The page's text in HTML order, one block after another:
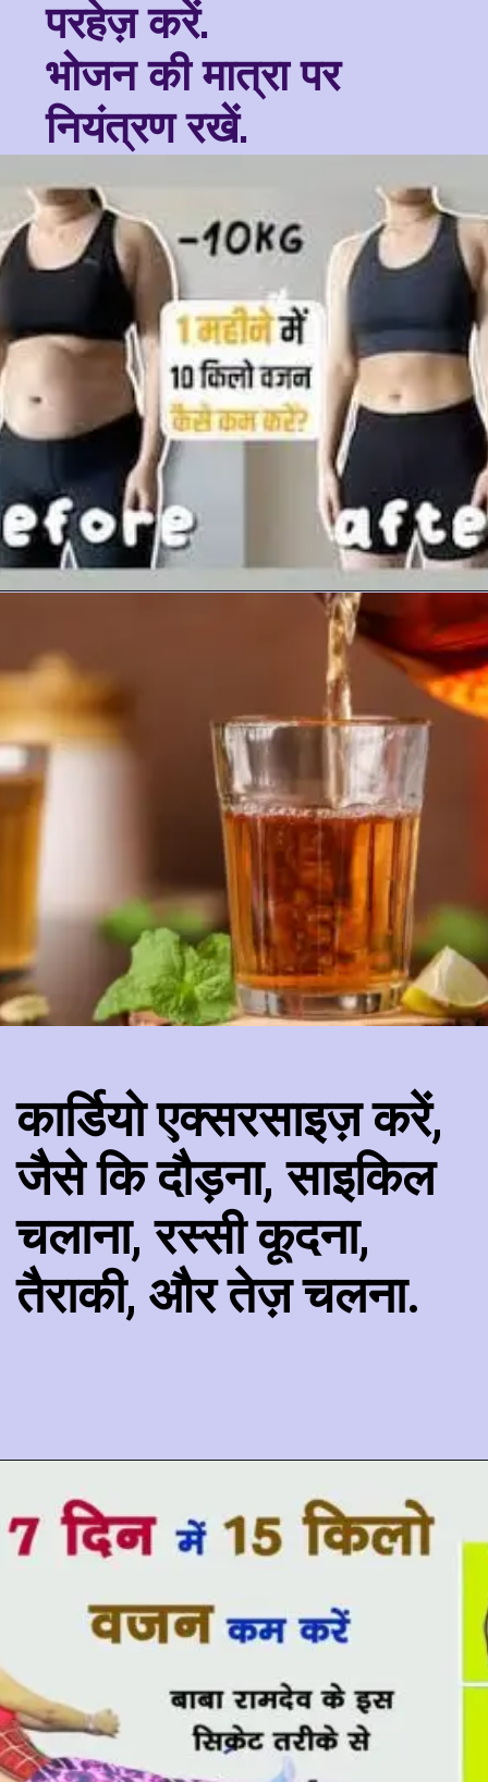
परहेज़ करें.
भोजन की मात्रा पर
नियंत्रण रखें.
कार्डियो एक्सरसाइज़ करें,
जैसे कि दौड़ना, साइकिल
चलाना, रस्सी कूदना,
तैराकी, और तेज़ चलना.